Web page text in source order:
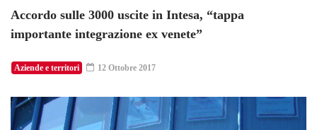
Accordo sulle 3000 uscite in Intesa, “tappa
importante integrazione ex venete”
Aziende e territori 12 Ottobre 2017